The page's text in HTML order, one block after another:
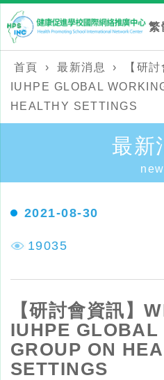
繁
首頁 › 最新消息 ›
【研
IUHPE GLOBAL
HEALTHY SETTINGS
最新
19035
2021-08-30
【研討會資訊】
IUHPE GLOBAL
GROUP ON
SETTINGS